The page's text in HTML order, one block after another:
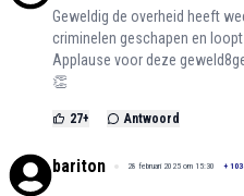
Geweldig de overheid heeft
criminelen geschapen en
Applause voor deze
👏
27+ Antwoord
bariton 28 februari 2025 om 15:30 +